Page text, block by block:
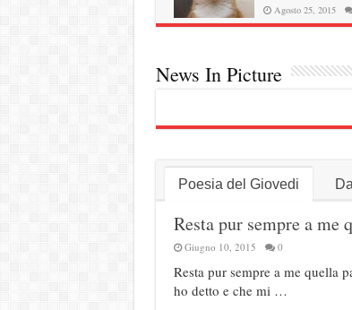
Agosto 25, 2015
News In Picture
Poesia del Giovedi
Resta pur sempre a me
Giugno 10, 2015 0
Resta pur sempre a me quella
ho detto e che mi …